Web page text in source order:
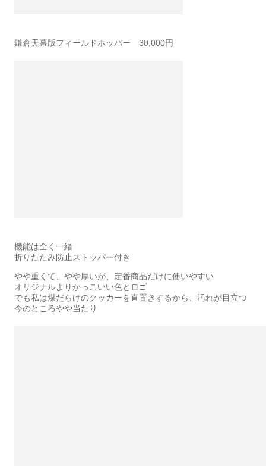
鎌倉天幕版フィールドホッパー 30,000円
機能は全く一緒
折りたたみ防止ストッパー付き
やや重くて、やや厚いが、定番商品だけに使いやすい
オリジナルよりかっこいい色とロゴ
でも私は煤だらけのクッカーを直置きするから、汚れが目立つ
今のところやや当たり